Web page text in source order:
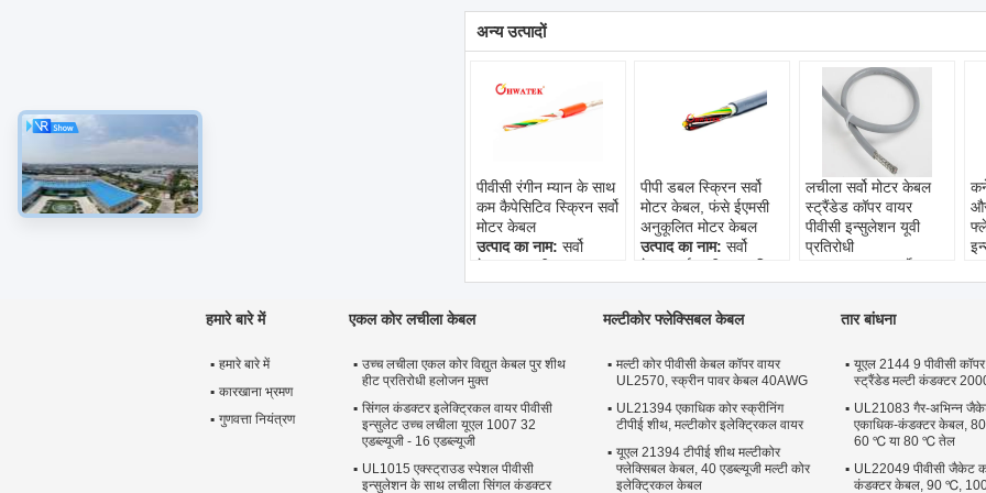
अन्य उत्पादों
पीवीसी रंगीन म्यान के साथ
कम कैपेसिटिव स्क्रिन सर्वो
मोटर केबल
उत्पाद का नाम: सर्वो
कैपेसिटिव, तेल प्रतिरोधी,
फंसे, नंगे तांबा
या एक या दो व्यक्तिगत रूप
से संरक्षित नियंत्रण कोर
जोड़े के साथ छोटी लंबाई में
एक साथ
एडब्लूएम स्टाइल 2586,
यूएल 1581, यूएल 2556,
पीपी डबल स्क्रिन सर्वो
मोटर केबल, फंसे ईएमसी
अनुकूलित मोटर केबल
उत्पाद का नाम:सर्वो
मोटर केबल, कम क्षमता,
कंडक्टर:फंसे, नंगे तांबा
3 कोर
मानक:यूएल 758, यूएल
1581, यूएल 2556,
आईईसी 60228 सीएल 5,
वीडीई 0207/0250/02
9 5
लचीला सर्वो मोटर केबल
स्ट्रैंडेड कॉपर वायर
पीवीसी इन्सुलेशन यूवी
प्रतिरोधी
केबल, मीटर अंकन,
पीवीसी ग्रे जैकेट।
विधानसभा:लगातार छापे
संख्या के साथ 0.5 मिमी²
काले से रंग जोड़े 0.34
मिमी², रंग कोडित
यूएल 758, उल
1581, यूएल 2556,
आईईसी 60228 सीएल 5,
हमारे बारे में
हमारे बारे में
कारखाना भ्रमण
गुणवत्ता नियंत्रण
एकल कोर लचीला केबल
उच्च लचीला एकल कोर विद्युत केबल पुर शीथ
हीट प्रतिरोधी हलोजन मुक्त
सिंगल कंडक्टर इलेक्ट्रिकल वायर पीवीसी
इन्सुलेट उच्च लचीला यूएल 1007 32
एडब्ल्यूजी - 16 एडब्ल्यूजी
UL1015 एक्स्ट्राउड स्पेशल पीवीसी
इन्सुलेशन के साथ लचीला सिंगल कंडक्टर
मल्टीकोर फ्लेक्सिबल केबल
मल्टी कोर पीवीसी केबल कॉपर वायर
UL2570, स्क्रीन पावर केबल 40AWG
UL21394 एकाधिक कोर स्क्रीनिंग
टीपीई शीथ, मल्टीकोर इलेक्ट्रिकल वायर
यूएल 21394 टीपीई शीथ मल्टीकोर
फ्लेक्सिबल केबल, 40 एडब्ल्यूजी मल्टी कोर
इलेक्ट्रिकल केबल
तार बांधना
यूएल 2144 9 पीवीसी
स्ट्रैंडेड मल्टी कंडक्टर 2000
UL21083 गैर-अभिन्न
एकाधिक-कंडक्टर केबल, 80
60 ℃ या 80 ℃ तेल
UL22049 पीवीसी जैकेट
कंडक्टर केबल, 90 ℃,